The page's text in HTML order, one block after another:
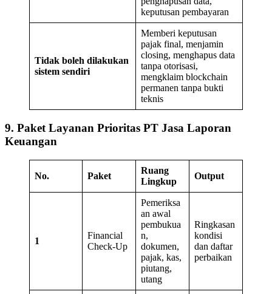
keputusan pembayaran
Tidak boleh dilakukan
sistem sendiri
Memberi keputusan
pajak final, menjamin
closing, menghapus data
tanpa otorisasi,
mengklaim blockchain
permanen tanpa bukti
teknis
9. Paket Layanan Prioritas PT Jasa Laporan
Keuangan
No. Paket
Ruang
Lingkup
Output
1
Financial
Check-Up
Pemeriksa
an awal
pembukua
n,
dokumen,
pajak, kas,
piutang,
utang
Ringkasan
kondisi
dan daftar
perbaikan